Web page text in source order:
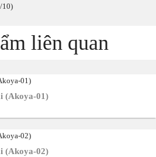
10)
liên quan
(Akoya-01)
(Akoya-02)